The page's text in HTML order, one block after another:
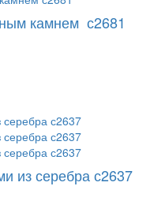
камнем с2681
из серебра с2637